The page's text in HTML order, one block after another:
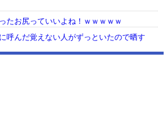
たお尻っていいよね！ｗｗｗｗｗ
呼んだ覚えない人がずっといたので晒す